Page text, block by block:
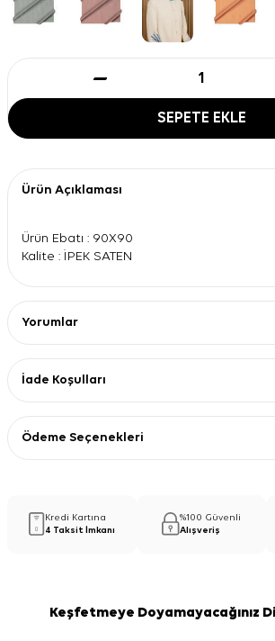
SEPETE EKLE
Ürün Açıklaması
Ürün Ebatı : 90X90
Kalite : İPEK SATEN
Yorumlar
İade Koşulları
Ödeme Seçenekleri
Kredi Kartına
4 Taksit İmkanı
%100 Güvenli
Alışveriş
Keşfetmeye Doyamayacağınız